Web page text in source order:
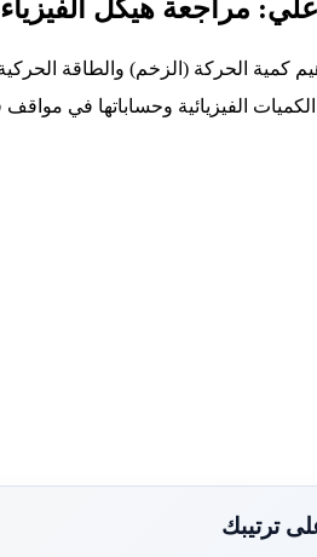
مراجعة هيكل
كمية الحركة (الزخم) والطاقة
الفيزيائية وحساباتها في مواقف
ترتيبك